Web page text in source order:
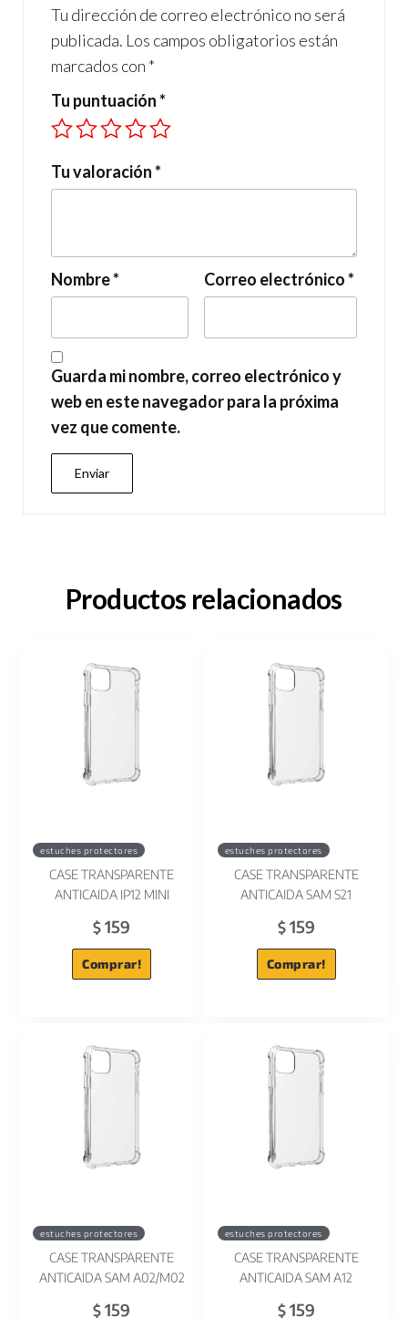
Tu dirección de correo electrónico no será
publicada. Los campos obligatorios están
marcados con *
Tu puntuación*
Tu valoración*
Nombre* Correo electrónico*
Guarda mi nombre, correo electrónico y
web en este navegador para la próxima
vez que comente.
Productos relacionados
estuches protectores
CASE TRANSPARENTE
ANTICAIDA IP12 MINI
$ 159
Comprar!
estuches protectores
CASE TRANSPARENTE
ANTICAIDA SAM S21
$159
Comprar!
estuches protectores
CASE TRANSPARENTE
ANTICAIDA SAM A02/M02
$ 159
estuches protectores
CASE TRANSPARENTE
ANTICAIDA SAM A12
$159